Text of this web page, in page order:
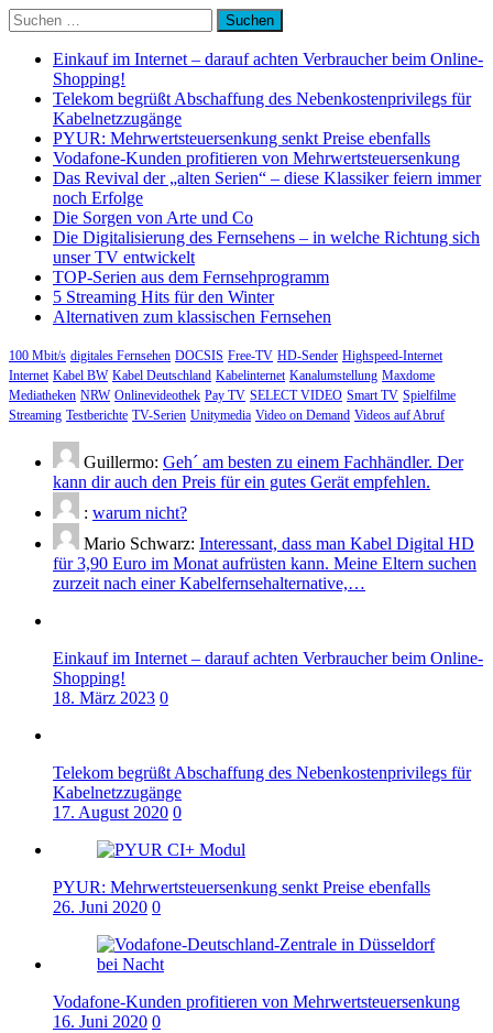
Suchen
nach:
Einkauf im Internet – darauf achten Verbraucher beim Online-
Shopping!
Telekom begrüßt Abschaffung des Nebenkostenprivilegs für
Kabelnetzzugänge
PYUR: Mehrwertsteuersenkung senkt Preise ebenfalls
Vodafone-Kunden profitieren von Mehrwertsteuersenkung
Das Revival der „alten Serien“ – diese Klassiker feiern immer
noch Erfolge
Die Sorgen von Arte und Co
Die Digitalisierung des Fernsehens – in welche Richtung sich
unser TV entwickelt
TOP-Serien aus dem Fernsehprogramm
5 Streaming Hits für den Winter
Alternativen zum klassischen Fernsehen
100 Mbit/s digitales Fernsehen DOCSIS Free-TV HD-Sender Highspeed-Internet
Internet Kabel BW Kabel Deutschland Kabelinternet Kanalumstellung Maxdome
Mediatheken NRW Onlinevideothek Pay TV SELECT VIDEO Smart TV Spielfilme
Streaming Testberichte TV-Serien Unitymedia Video on Demand Videos auf Abruf
Guillermo: Geh´ am besten zu einem Fachhändler. Der
kann dir auch den Preis für ein gutes Gerät empfehlen.
: warum nicht?
Mario Schwarz: Interessant, dass man Kabel Digital HD
für 3,90 Euro im Monat aufrüsten kann. Meine Eltern suchen
zurzeit nach einer Kabelfernsehalternative,…
Einkauf im Internet – darauf achten Verbraucher beim Online-
Shopping!
18. März 2023 0
Telekom begrüßt Abschaffung des Nebenkostenprivilegs für
Kabelnetzzugänge
17. August 2020 0
PYUR: Mehrwertsteuersenkung senkt Preise ebenfalls
26. Juni 2020 0
Vodafone-Kunden profitieren von Mehrwertsteuersenkung
16. Juni 2020 0